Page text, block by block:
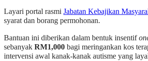
Layari portal rasmi Jabatan Kebajikan
syarat dan borang permohonan.
Bantuan ini diberikan dalam bentuk insentif
sebanyak RM1,000 bagi meringankan kos
intervensi awal kanak-kanak autisme yang